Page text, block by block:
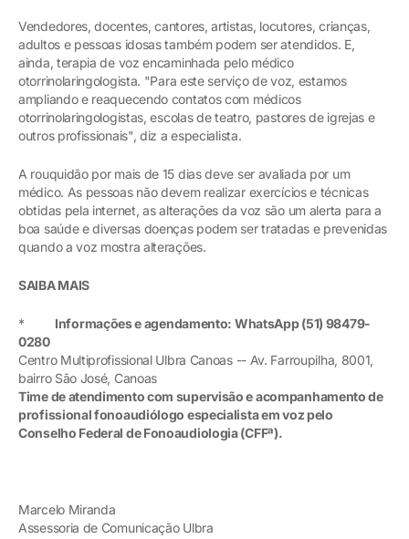
Vendedores, docentes, cantores, artistas, locutores, crianças,
adultos e pessoas idosas também podem ser atendidos. E,
ainda, terapia de voz encaminhada pelo médico
otorrinolaringologista. "Para este serviço de voz, estamos
ampliando e reaquecendo contatos com médicos
otorrinolaringologistas, escolas de teatro, pastores de igrejas e
outros profissionais", diz a especialista.
A rouquidão por mais de 15 dias deve ser avaliada por um
médico. As pessoas não devem realizar exercícios e técnicas
obtidas pela internet, as alterações da voz são um alerta para a
boa saúde e diversas doenças podem ser tratadas e prevenidas
quando a voz mostra alterações.
SAIBA MAIS
* Informações e agendamento: WhatsApp (51) 98479-
0280
Centro Multiprofissional Ulbra Canoas -- Av. Farroupilha, 8001,
bairro São José, Canoas
Time de atendimento com supervisão e acompanhamento de
profissional fonoaudiólogo especialista em voz pelo
Conselho Federal de Fonoaudiologia (CFFª).
Marcelo Miranda
Assessoria de Comunicação Ulbra